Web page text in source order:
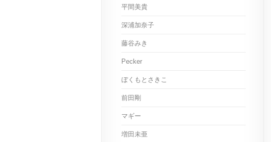
平間美貴
深浦加奈子
藤谷みき
Pecker
ぼくもとさきこ
前田剛
マギー
増田未亜